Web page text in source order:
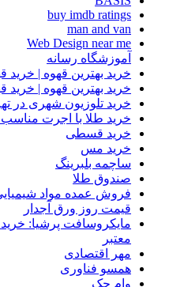
buy imdb ratings
man and van
Web Design near me
آموزشگاه رسانه
خرید بهترین قهوه | خرید
خرید بهترین قهوه | خرید
خرید تلوزیون شهری در
خرید طلا با اجرت مناسب
خرید قسطی
خرید مس
ساچمه بلبرینگ
صندوق طلا
فروش عمده مواد
قیمت روز ورق آجدار
مایکروسافت پرشیا:
معتبر
مهر اقتصادی
همسو فناوری
وام چک